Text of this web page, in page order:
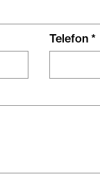
Telefon *